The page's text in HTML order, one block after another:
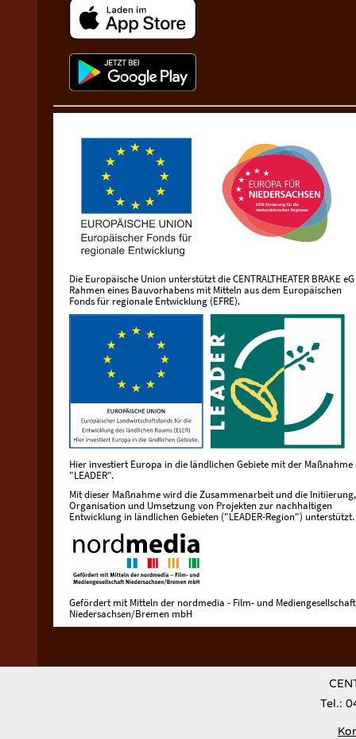
Die Europäische Union unterstützt die CENTRALTHEATER BRAKE
Rahmen eines Bauvorhabens mit Mitteln aus dem Europäischen
Fonds für regionale Entwicklung (EFRE).
Hier investiert Europa in die ländlichen Gebiete mit der Maßnahme
"LEADER".
Mit dieser Maßnahme wird die Zusammenarbeit und die Initiierung,
Organisation und Umsetzung von Projekten zur nachhaltigen
Entwicklung in ländlichen Gebieten ("LEADER-Region") unterstützt.
Gefördert mit Mitteln der nordmedia - Film- und Mediengesellschaft
Niedersachsen/Bremen mbH
Tel.: